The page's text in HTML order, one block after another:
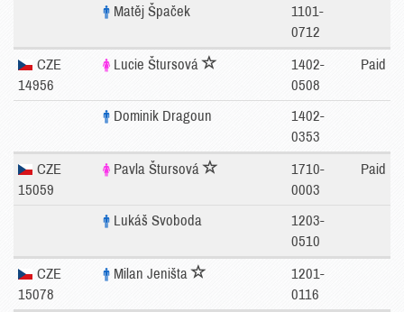
Matěj Špaček
1101-
0712
CZE
14956
Lucie Štursová
1402-
0508
Paid
Dominik Dragoun
1402-
0353
CZE
15059
Pavla Štursová
1710-
0003
Paid
Lukáš Svoboda
1203-
0510
CZE
15078
Milan Jeništa
1201-
0116